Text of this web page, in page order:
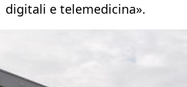
digitali e telemedicina».